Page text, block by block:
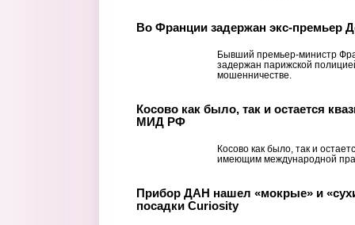
Во Франции задержан экс-премьер
Бывший премьер-министр
задержан парижской
мошенничестве.
Косово как было, так и остается
МИД РФ
Косово как было, так и
имеющим международной
Прибор ДАН нашел «мокрые» и
посадки Curiosity